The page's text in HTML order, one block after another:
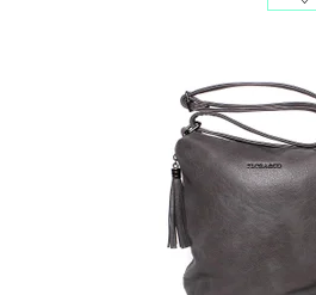
Jednoduchost, originalita,
dostatečná velikost, ozdobné
Skladem
8616
FLORA&CO
2 roky